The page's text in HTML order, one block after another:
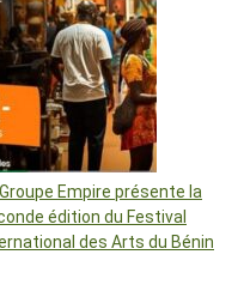
Empire présente la
édition du Festival
des Arts du Bénin